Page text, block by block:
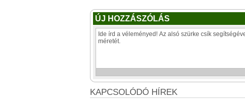
ÚJ HOZZÁSZÓLÁS
KAPCSOLÓDÓ HÍREK